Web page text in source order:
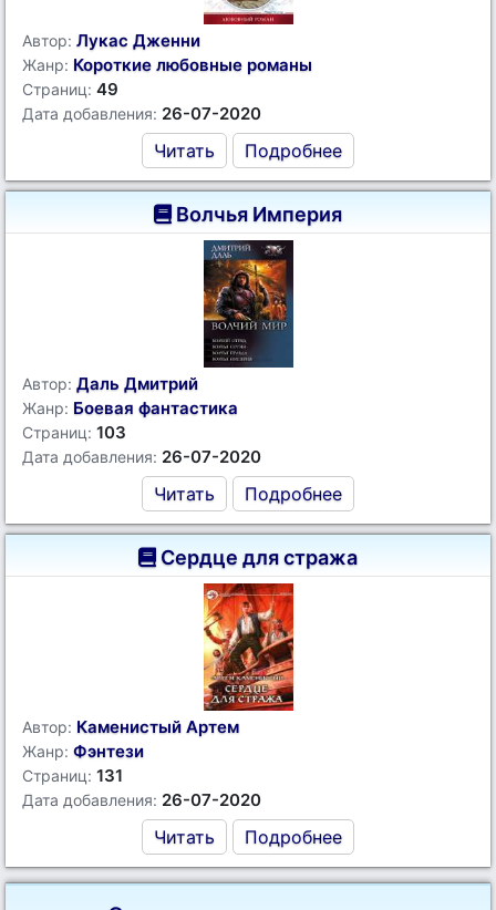
Автор: Лукас Дженни
Жанр: Короткие любовные романы
Страниц: 49
Дата добавления: 26-07-2020
Читать Подробнее
Волчья Империя
Автор: Даль Дмитрий
Жанр: Боевая фантастика
Страниц: 103
Дата добавления: 26-07-2020
Читать Подробнее
Сердце для стража
Автор: Каменистый Артем
Жанр: Фэнтези
Страниц: 131
Дата добавления: 26-07-2020
Читать Подробнее